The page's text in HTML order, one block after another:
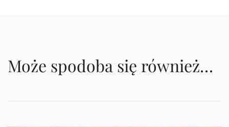
Może spodoba się również…